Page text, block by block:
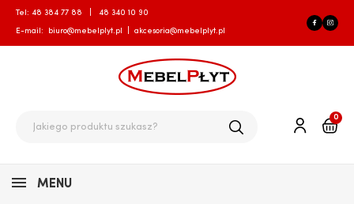
Tel: 48 384 77 88 48 340 10 90
E-mail: biuro@mebelplyt.pl akcesoria@mebelplyt.pl
0
MENU